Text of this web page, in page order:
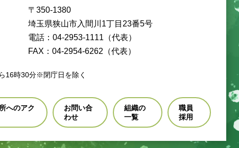
〒350-1380
埼玉県狭山市入間川1丁目23番5号
電話：04-2953-1111（代表）
FAX：04-2954-6262（代表）
16時30分※閉庁日を除く
へのアク
お問い合
わせ
組織の
一覧
職員
採用